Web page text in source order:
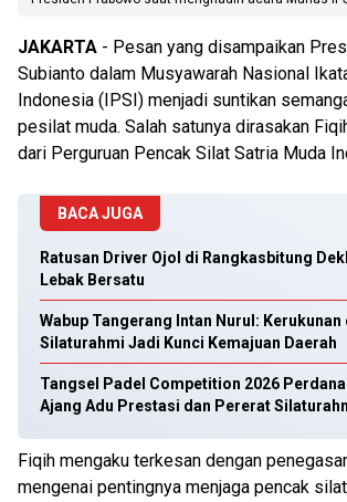
JAKARTA - Pesan yang disampaikan
Subianto dalam Musyawarah Nasional
Indonesia (IPSI) menjadi suntikan
pesilat muda. Salah satunya dirasakan
dari Perguruan Pencak Silat Satria Muda
BACA JUGA
Ratusan Driver Ojol di Rangkasbitung
Lebak Bersatu
Wabup Tangerang Intan Nurul: Kerukunan
Silaturahmi Jadi Kunci Kemajuan Daerah
Tangsel Padel Competition 2026
Ajang Adu Prestasi dan Pererat
Fiqih mengaku terkesan dengan
mengenai pentingnya menjaga pencak